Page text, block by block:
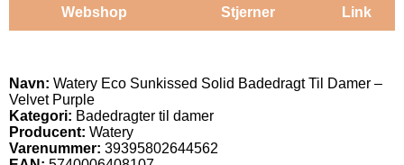
Webshop Stjerner Link
Navn: Watery Eco Sunkissed Solid Badedragt Til Damer –
Velvet Purple
Kategori: Badedragter til damer
Producent: Watery
Varenummer: 39395802644562